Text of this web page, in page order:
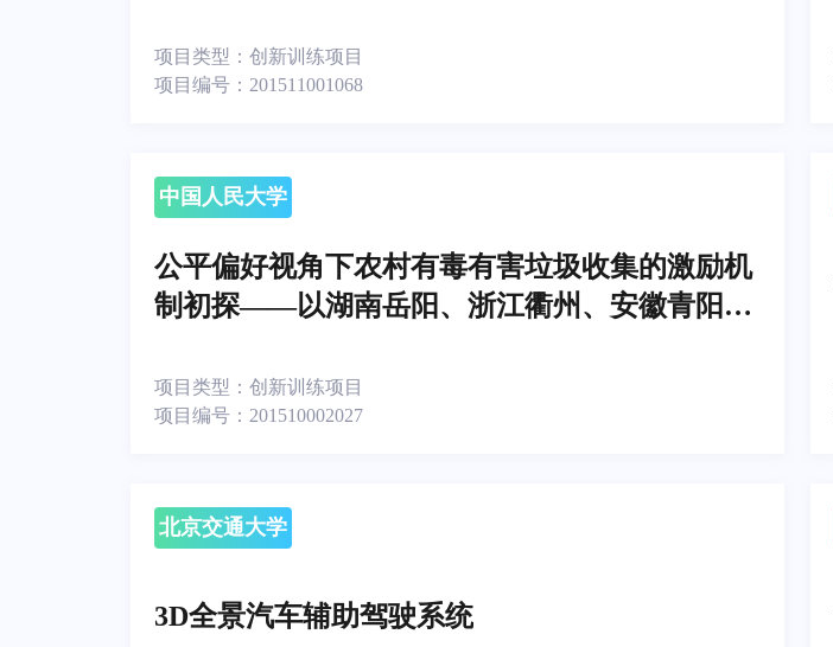
项目类型： 创新训练项目
项目编号： 201511001068
中国人民大学
公平偏好视角下农村有毒有害垃圾收集的激励机
制初探——以湖南岳阳、浙江衢州、安徽青阳为
项目类型： 创新训练项目
项目编号： 201510002027
北京交通大学
3D全景汽车辅助驾驶系统